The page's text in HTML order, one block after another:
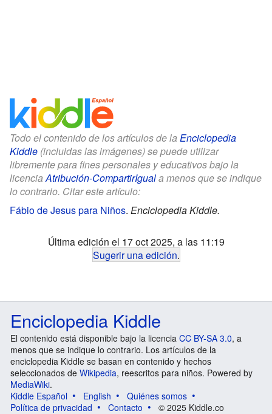
Todo el contenido de los artículos de la Enciclopedia
Kiddle (incluidas las imágenes) se puede utilizar
libremente para fines personales y educativos bajo la
licenciaAtribución-CompartirIguala menos que se indique
lo contrario. Citar este artículo:
Fábio de Jesus para Niños. Enciclopedia Kiddle.
Última edición el 17 oct 2025, a las 11:19
Sugerir una edición.
Enciclopedia Kiddle
El contenido está disponible bajo la licencia CC BY-SA 3.0, a
menos que se indique lo contrario. Los artículos de la
enciclopedia Kiddle se basan en contenido y hechos
seleccionados de Wikipedia, reescritos para niños. Powered by
MediaWiki.
Kiddle Español
English
Quiénes somos
Política de privacidad
Contacto © 2025 Kiddle.co